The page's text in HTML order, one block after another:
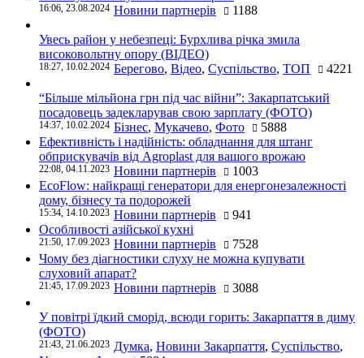
16:06, 23.08.2024 Новини партнерів 1188
Увесь район у небезпеці: Бурхлива річка змила
високовольтну опору (ВІДЕО)
18:27, 10.02.2024 Берегово, Відео, Суспільство, ТОП 4221
“Більше мільйона грн під час війни”: Закарпатський
посадовець задекларував свою зарплату (ФОТО)
14:37, 10.02.2024 Бізнес, Мукачево, Фото
5888
Ефективність і надійність: обладнання для штанг
обприскувачів від Agroplast для вашого врожаю
22:08, 04.11.2023 Новини партнерів
1003
EcoFlow: найкращі генератори для енергонезалежності
дому, бізнесу та подорожей
15:34, 14.10.2023 Новини партнерів
941
Особливості азійської кухні
21:50, 17.09.2023 Новини партнерів
7528
Чому без діагностики слуху не можна купувати
слуховий апарат?
21:45, 17.09.2023 Новини партнерів 3088
У повітрі їдкий сморід, всюди горить: Закарпаття в диму
(ФОТО)
21:43, 21.06.2023 Думка, Новини Закарпаття, Суспільство,